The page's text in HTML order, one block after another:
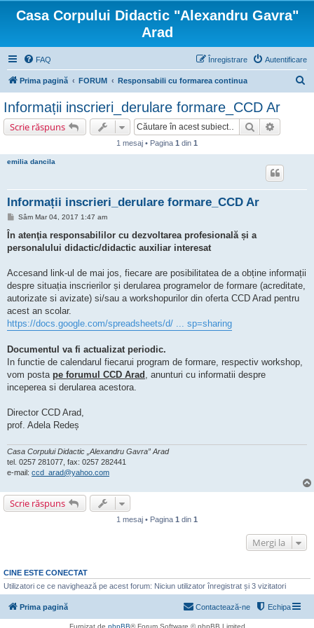
Casa Corpului Didactic "Alexandru Gavra"
Arad
FAQ Autentificare
Înregistrare
Prima pagină FORUM Responsabili cu formarea continua
Informații inscrieri_derulare formare_CCD Ar
Scrie răspuns Căutare
1 mesaj • Pagina 1 din 1
emilia dancila
Informații inscrieri_derulare formare_CCD Ar
M
s
j
Sâm Mar 04, 2017 1:47 am
În atenţia responsabililor cu dezvoltarea profesională și a
personalului didactic/didactic auxiliar interesat
Accesand link-ul de mai jos, fiecare are posibilitatea de a obține informații
despre situația inscrierilor și derularea programelor de formare (acreditate,
autorizate si avizate) si/sau a workshopurilor din oferta CCD Arad pentru
acest an scolar.
https://docs.google.com/spreadsheets/d/ ... sp=sharing
Documentul va fi actualizat periodic.
In functie de calendarul fiecarui program de formare, respectiv workshop,
vom posta pe forumul CCD Arad , anunturi cu informatii despre
inceperea si derularea acestora.
Director CCD Arad,
prof. Adela Redeș
Casa Corpului Didactic „Alexandru Gavra” Arad
tel. 0257 281077, fax: 0257 282441
e-mail: ccd_arad@yahoo.com
Scrie răspuns
1 mesaj • Pagina 1 din 1
Mergi la
CINE ESTE CONECTAT
Utilizatori ce ce navighează pe acest forum: Niciun utilizator înregistrat și 3 vizitatori
Prima pagină Echipa
Contactează-ne
Furnizat de phpBB® Forum Software © phpBB Limited